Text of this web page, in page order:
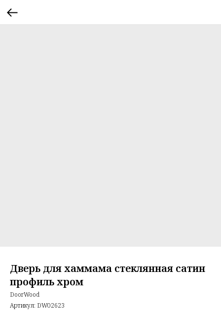
Дверь для хаммама стеклянная сатин
профиль хром
DoorWood
Артикул: DW02623